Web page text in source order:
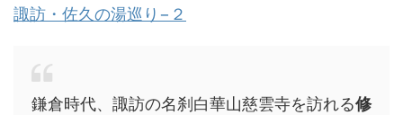
諏訪・佐久の湯巡り−２
鎌倉時代、諏訪の名刹白華山慈雲寺を訪れる修